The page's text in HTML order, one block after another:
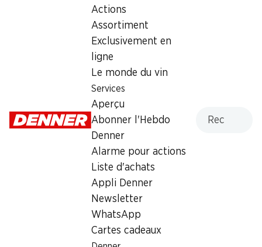
Actions
Assortiment
Exclusivement en
ligne
Le monde du vin
Services
Aperçu
Abonner l'Hebdo
Denner
Alarme pour actions
Liste d'achats
Appli Denner
Newsletter
WhatsApp
Cartes cadeaux
Samedi
Retrait d'espèces avec la carte
postale / M-Card